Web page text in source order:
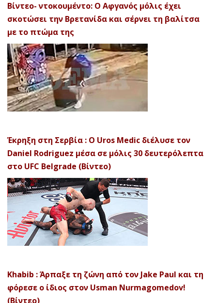
Βίντεο- ντοκουμέντο: Ο Αφγανός μόλις έχει
σκοτώσει την Βρετανίδα και σέρνει τη βαλίτσα
με το πτώμα της
Έκρηξη στη Σερβία : Ο Uros Medic διέλυσε τον
Daniel Rodriguez μέσα σε μόλις 30 δευτερόλεπτα
στο UFC Belgrade (Βίντεο)
Khabib : Άρπαξε τη ζώνη από τον Jake Paul και τη
φόρεσε ο ίδιος στον Usman Nurmagomedov!
(Βίντεο)